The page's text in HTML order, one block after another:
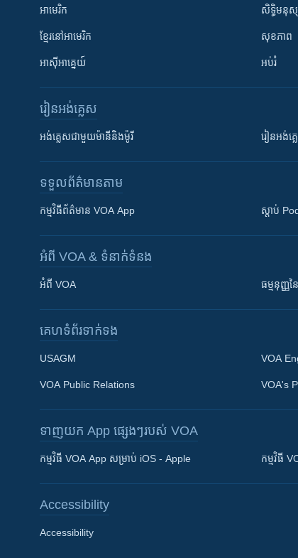
Khmer English
ភាសា
អាមេរិក
ខ្មែរ​នៅអាមេរិក
អាស៊ីអាគ្នេយ៍
សិទ្ធិមនុស្
សុខភាព
អប់រំ
រៀន​​អង់គ្លេស
អង់គ្លេស​ជាមួយ​ម៉ានី​និង​ម៉ូរី រៀន​​​​​​អង់គ្
ទទួល​ព័ត៌មាន​តាម
កម្មវិធី​ព័ត៌មាន VOA App ស្តាប់
អំពី​ VOA & ទំនាក់ទំនង
អំពី​ VOA ធម្មនុញ្ញ​
គេហទំព័រ​​ទាក់ទង
USAGM
VOA Public Relations
VOA
VOA's
ទាញយក​ App ផ្សេងៗ​របស់​ VOA
កម្មវិធី​ VOA App សម្រាប់ iOS - Apple កម្មវិធី​
Accessibility
Accessibility